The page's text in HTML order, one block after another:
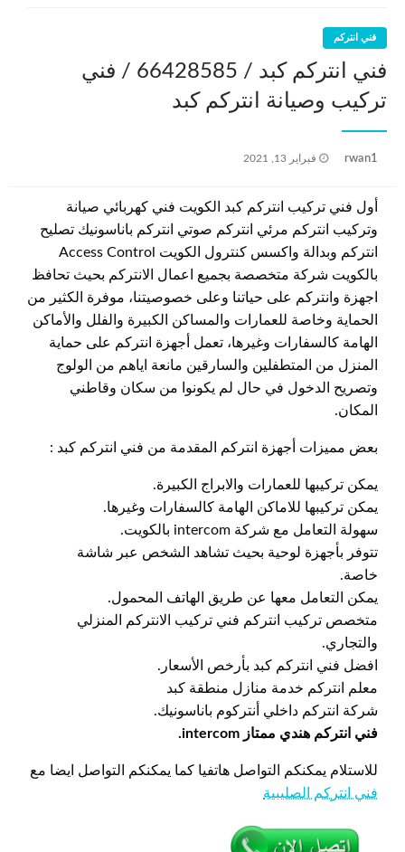
فني انتركم
فني انتركم كبد / 66428585 / فني
تركيب وصيانة انتركم كبد
rwan1
نُشر
فبراير 13, 2021
أول فني تركيب انتركم كبد الكويت فني كهربائي صيانة
وتركيب انتركم مرئي انتركم صوتي انتركم باناسونيك تصليح
انتركم وبدالة واكسس كنترول الكويت Access Control
بالكويت شركة متخصصة بجميع اعمال الانتركم بحيث تحافظ
اجهزة وانتركم على حياتنا وعلى خصوصيتنا، موفرة الكثير من
الحماية وخاصة للعمارات والمساكن الكبيرة والفلل والأماكن
الهامة كالسفارات وغيرها، تعمل أجهزة انتركم على حماية
المنزل من المتطفلين والسارقين مانعة اياهم من الولوج
وتصريح الدخول في حال لم يكونوا من سكان وقاطني
المكان.
بعض مميزات أجهزة انتركم المقدمة من فني انتركم كبد :
يمكن تركيبها للعمارات والابراج الكبيرة.
يمكن تركيبها للاماكن الهامة كالسفارات وغيرها.
سهولة التعامل مع شركة intercom بالكويت.
تتوفر بأجهزة لوحية بحيث تشاهد الشخص عبر شاشة
خاصة.
يمكن التعامل معها عن طريق الهاتف المحمول.
متخصص تركيب انتركم فني تركيب الانتركم المنزلي
والتجاري.
افضل فني انتركم كبد بأرخص الأسعار.
معلم انتركم خدمة منازل منطقة كبد
شركة انتركم داخلي أنتركوم باناسونيك.
فني انتركم هندي ممتاز intercom.
للاستلام يمكنكم التواصل هاتفيا كما يمكنكم التواصل ايضا مع
فني انتركم الصليبية